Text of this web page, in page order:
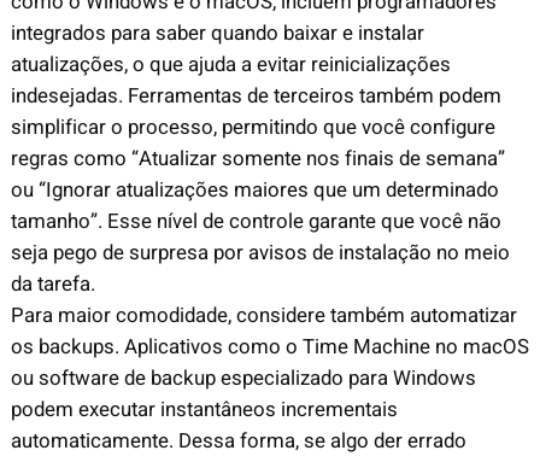
integrados para saber quando baixar e instalar
atualizações, o que ajuda a evitar reinicializações
indesejadas. Ferramentas de terceiros também podem
simplificar o processo, permitindo que você configure
regras como “Atualizar somente nos finais de semana”
ou “Ignorar atualizações maiores que um determinado
tamanho”. Esse nível de controle garante que você não
seja pego de surpresa por avisos de instalação no meio
da tarefa.
Para maior comodidade, considere também automatizar
os backups. Aplicativos como o Time Machine no macOS
ou software de backup especializado para Windows
podem executar instantâneos incrementais
automaticamente. Dessa forma, se algo der errado